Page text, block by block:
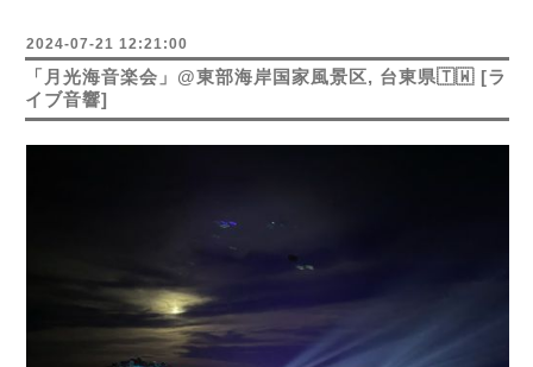
2024-07-21 12:21:00
「月光海音楽会」@東部海岸国家風景区, 台東県🇹🇼 [ラ
イブ音響]